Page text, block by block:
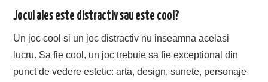
Jocul ales este distractiv sau este cool?
Un joc cool si un joc distractiv nu inseamna acelasi
lucru. Sa fie cool, un joc trebuie sa fie exceptional din
punct de vedere estetic: arta, design, sunete, personaje